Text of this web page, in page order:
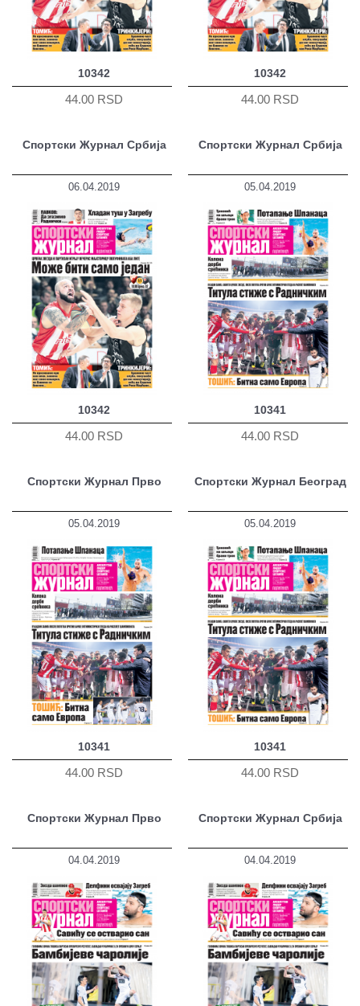
10342
44.00 RSD
10342
44.00 RSD
Спортски Журнал Србија
06.04.2019
10342
44.00 RSD
Спортски Журнал Србија
05.04.2019
10341
44.00 RSD
Спортски Журнал Прво
05.04.2019
10341
44.00 RSD
Спортски Журнал Београд
05.04.2019
10341
44.00 RSD
Спортски Журнал Прво
04.04.2019
Спортски Журнал Србија
04.04.2019